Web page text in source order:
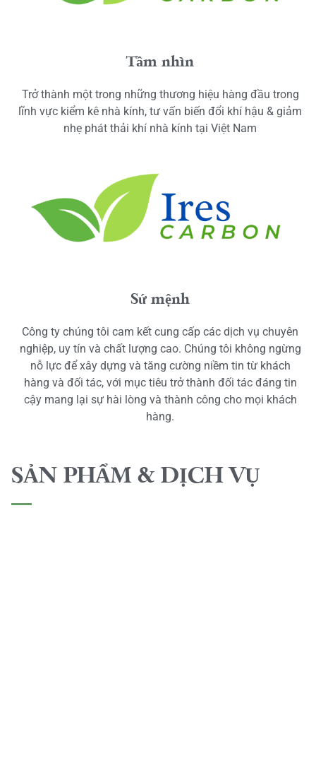
Tầm nhìn
Trở thành một trong những thương hiệu hàng đầu trong
lĩnh vực kiểm kê nhà kính, tư vấn biến đổi khí hậu & giảm
nhẹ phát thải khí nhà kính tại Việt Nam
Sứ mệnh
Công ty chúng tôi cam kết cung cấp các dịch vụ chuyên
nghiệp, uy tín và chất lượng cao. Chúng tôi không ngừng
nỗ lực để xây dựng và tăng cường niềm tin từ khách
hàng và đối tác, với mục tiêu trở thành đối tác đáng tin
cậy mang lại sự hài lòng và thành công cho mọi khách
hàng.
SẢN PHẨM & DỊCH VỤ